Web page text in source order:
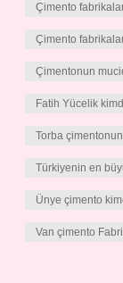
Çimento
Çimento
Çimentonun
Fatih Yücelik
Torba
Türkiyenin en
Ünye çimento
Van çimento